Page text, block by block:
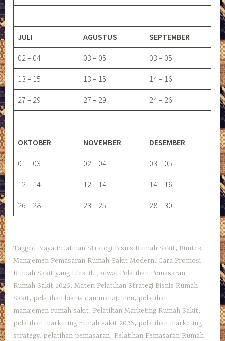
JULI AGUSTUS SEPTEMBER
02 – 04 03 – 05 03 – 05
13 – 15 13 – 15 14 – 16
27 – 29 27 – 29 24 – 26
OKTOBER NOVEMBER DESEMBER
01 – 03 02 – 04 03 – 05
12 – 14 12 – 14 14 – 16
26 – 28 23 – 25 28 – 30
Tagged Biaya Pelatihan Strategi Bisnis Rumah Sakit, Bimtek
Manajemen Pemasaran Rumah Sakit Modern, Cara Promosi
Rumah Sakit yang Efektif, Jadwal Pelatihan Pemasaran
Rumah Sakit 2026,Materi Pelatihan Strategi Bisnis Rumah
Sakit, pelatihan bisnis dan manajemen, pelatihan
manajemen rumah sakit, Pelatihan Marketing Rumah Sakit,
pelatihan marketing rumah sakit 2026, pelatihan marketing
strategy, pelatihan pemasaran, Pelatihan Pemasaran Rumah